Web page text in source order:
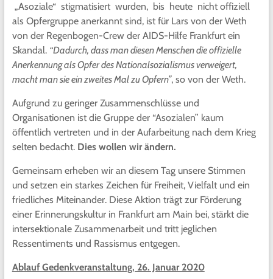
„Asoziale“ stigmatisiert wurden, bis heute nicht offiziell
als Opfergruppe anerkannt sind, ist für Lars von der Weth
von der Regenbogen-Crew der AIDS-Hilfe Frankfurt ein
Skandal. “Dadurch, dass man diesen Menschen die offizielle
Anerkennung als Opfer des Nationalsozialismus verweigert,
macht man sie ein zweites Mal zu Opfern”, so von der Weth.
Aufgrund zu geringer Zusammenschlüsse und
Organisationen ist die Gruppe der “Asozialen” kaum
öffentlich vertreten und in der Aufarbeitung nach dem Krieg
selten bedacht. Dies wollen wir ändern.
Gemeinsam erheben wir an diesem Tag unsere Stimmen
und setzen ein starkes Zeichen für Freiheit, Vielfalt und ein
friedliches Miteinander. Diese Aktion trägt zur Förderung
einer Erinnerungskultur in Frankfurt am Main bei, stärkt die
intersektionale Zusammenarbeit und tritt jeglichen
Ressentiments und Rassismus entgegen.
Ablauf Gedenkveranstaltung, 26. Januar 2020